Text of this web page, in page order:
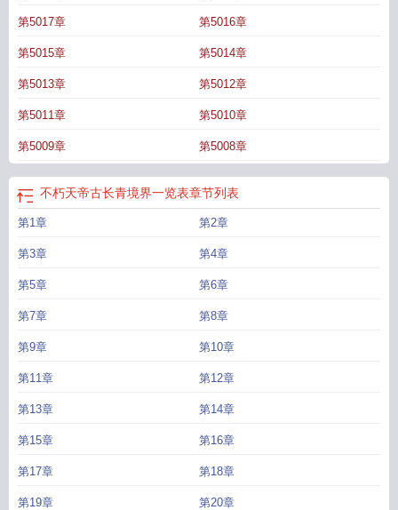
吗不朽天帝百度百科何谓仙凡 玄幻之不朽天帝 不朽天帝古长青
天帝等级天武神帝 不朽天帝古长青境界一览表不朽天帝百度百科古长青
朽天帝最新章节列表
不朽天帝百度百科女主不朽天帝女主角有几个
谓仙凡境界划分
不朽天帝等级划分详细不朽天帝紫苏是谁
天帝几个女主
不朽天帝玉无双结局怎么样
阅读笔趣阁不朽天帝古长青TXT不朽天帝男主几个老婆不朽天帝的境界划
分不朽天帝简介百度百科不朽天帝古长青无弹窗
等级划分不朽天帝TXT免费不朽天帝精校全本TXT不朽天帝百科百科不朽天帝
境界不朽天帝全文免费阅读 不朽天帝女主角是谁
天帝古长青楚云墨
不朽天帝境界划分详细大全
朽天帝等级和境界
第5017章 第5016章
第5015章 第5014章
第5013章 第5012章
第5011章 第5010章
第5009章 第5008章
不朽天帝古长青境界一览表章节列表
第1章 第2章
第3章 第4章
第5章 第6章
第7章 第8章
第9章 第10章
第11章 第12章
第13章 第14章
第15章 第16章
第17章 第18章
第19章 第20章